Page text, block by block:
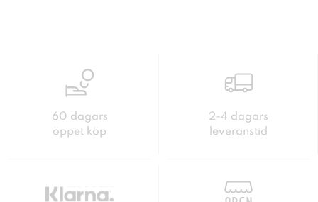
60 dagars
öppet köp
2-4 dagars
leveranstid